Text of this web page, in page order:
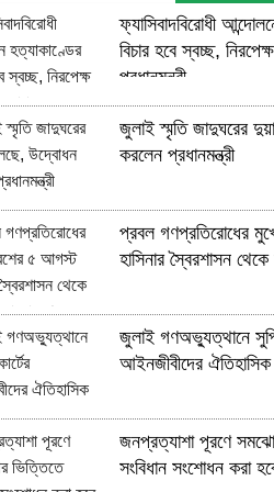
ফ্যাসিবাদবিরোধী
বিচার হবে স্বচ্ছ,
প্রধানমন্ত্রী
জুলাই স্মৃতি জাদুঘরের
করলেন প্রধানমন্ত্রী
প্রবল গণপ্রতিরোধের
হাসিনার স্বৈরশাসন
জুলাই গণঅভ্যুত্থানে
আইনজীবীদের ঐতিহাসিক
জনপ্রত্যাশা পূরণে
সংবিধান সংশোধন করা